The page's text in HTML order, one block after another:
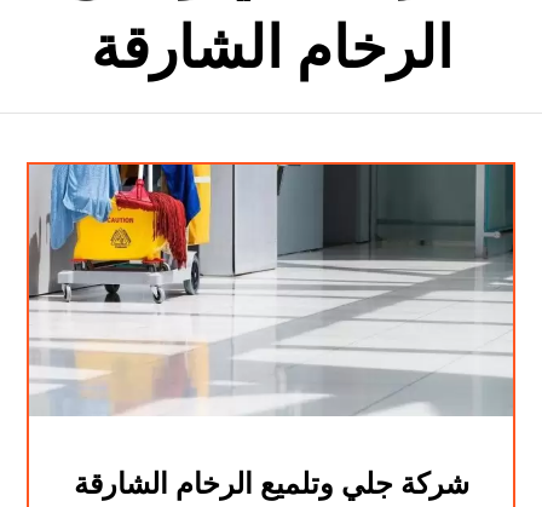
الرخام الشارقة
شركة جلي وتلميع الرخام الشارقة